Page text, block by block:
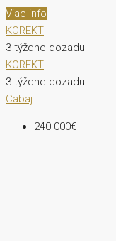
Viac info
KOREKT
3 týždne dozadu
KOREKT
3 týždne dozadu
Cabaj
240 000€